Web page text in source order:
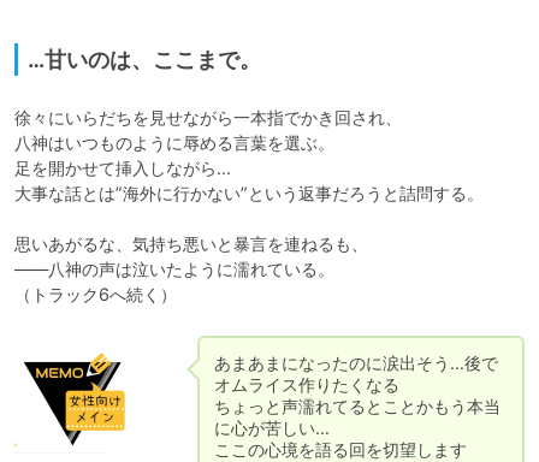
…甘いのは、ここまで。
徐々にいらだちを見せながら一本指でかき回され、
八神はいつものように辱める言葉を選ぶ。
足を開かせて挿入しながら…
大事な話とは”海外に行かない”という返事だろうと詰問する。
思いあがるな、気持ち悪いと暴言を連ねるも、
――八神の声は泣いたように濡れている。
あまあまになったのに涙出そう…後で
オムライス作りたくなる
ちょっと声濡れてるとことかもう本当
に心が苦しい…
ここの心境を語る回を切望します